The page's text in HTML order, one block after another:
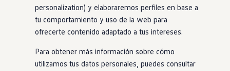
Etiquetas DGT
Simulador de autonomía, carga y ahorro
Carga y autonomía
Soluciones de carga
Tarifas de carga
Carga en casa
Modos de carga
Los coches que se comunican entre ellos pueden hacer
nuestras carreteras más seguras y fluidas. Es sencillo: el
sistema de alerta te proporciona información de utilidad
como, por ejemplo, dónde hay un atasco o si te estás
acercando a un vehículo de emergencia. Gracias a la
personalization) y elaboraremos perfiles en base a
tu comportamiento y uso de la web para
ofrecerte contenido adaptado a tus intereses.
Para obtener más información sobre cómo
utilizamos tus datos personales, puedes consultar